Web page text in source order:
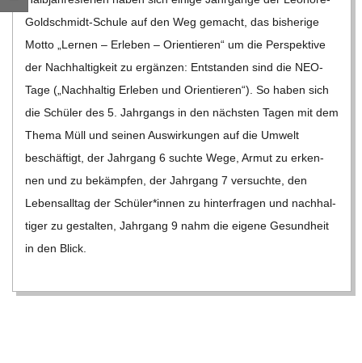
L
D
S
C
H
M
I
Gol­d­­schmidt-Schule auf den Weg gemacht, das bis­he­rige
Motto „Ler­nen – Erle­ben – Ori­en­tie­ren“ um die Per­spek­tive
der Nach­hal­tig­keit zu ergän­zen: Ent­stan­den sind die NEO-
Tage („Nach­hal­tig Erle­ben und Ori­en­tie­ren“). So haben sich
die Schü­ler des 5. Jahr­gangs in den nächs­ten Tagen mit dem
Thema Müll und sei­nen Aus­wir­kun­gen auf die Umwelt
beschäf­tigt, der Jahr­gang 6 suchte Wege, Armut zu erken­
nen und zu bekämp­fen, der Jahr­gang 7 ver­suchte, den
Lebens­all­tag der Schüler*innen zu hin­ter­fra­gen und nach­hal­
ti­ger zu gestal­ten, Jahr­gang 9 nahm die eigene Gesund­heit
in den Blick.